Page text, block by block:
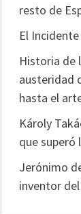
resto de
El
Historia de
austeridad
hasta el
Károly
que superó
Jerónimo
inventor